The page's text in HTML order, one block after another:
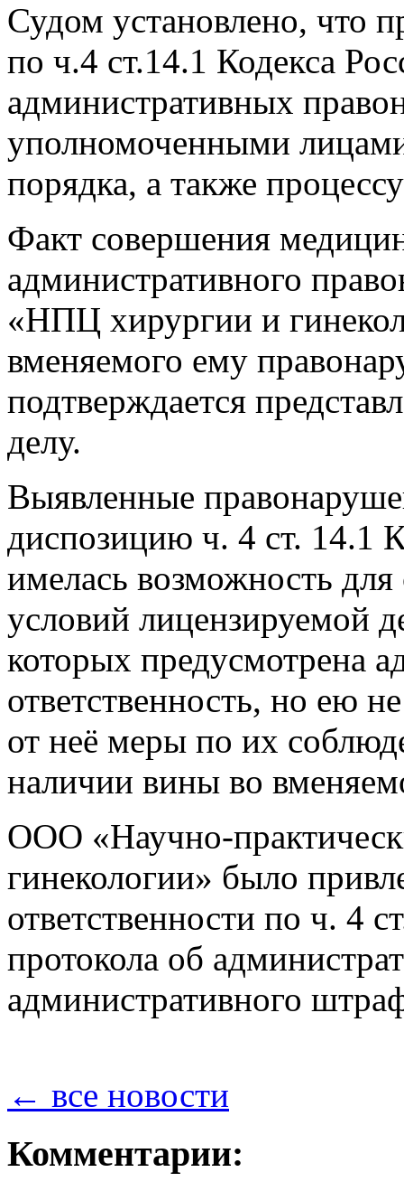
Судом установлено, что
по ч.4 ст.14.1 Кодекса
административных
уполномоченными
порядка, а также
Факт совершения
административного
«НПЦ хирургии и
вменяемого ему
подтверждается
делу.
Выявленные
диспозицию ч. 4 ст.
имелась возможность
условий лицензируемой
которых предусмотрена
ответственность, но ею
от неё меры по их
наличии вины во
ООО «Научно-
гинекологии» было
ответственности по ч. 4
протокола об
административного
← все новости
Комментарии: